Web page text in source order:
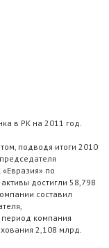
в РК на 2011 год.
подводя итоги 2010
по
достигли 58,798
составил
период компания
2,108 млрд.